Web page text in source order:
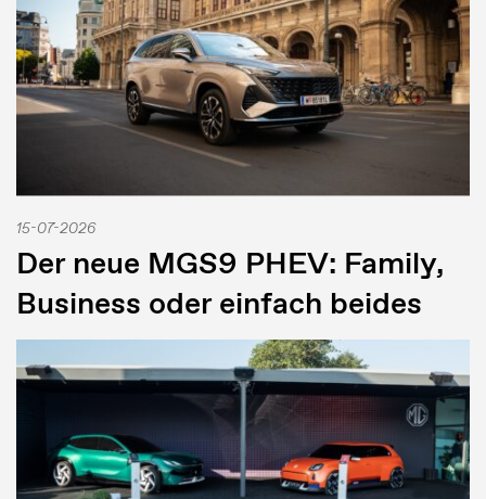
15-07-2026
Der neue MGS9 PHEV: Family,
Business oder einfach beides